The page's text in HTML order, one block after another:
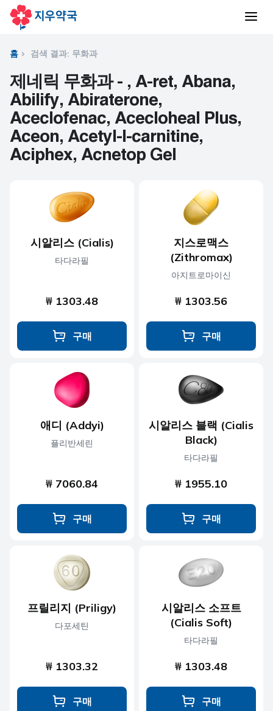
홈 검색 결과: 무화과
제네릭 무화과 - , A-ret, Abana,
Abilify, Abiraterone,
Aceclofenac, Acecloheal Plus,
Aceon, Acetyl-l-carnitine,
Aciphex, Acnetop Gel
시알리스 (Cialis)
타다라필
₩ 1303.48
구매
지스로맥스
(Zithromax)
아지트로마이신
₩ 1303.56
구매
애디 (Addyi)
플리반세린
₩ 7060.84
구매
시알리스 블랙 (Cialis
Black)
타다라필
₩ 1955.10
구매
프릴리지 (Priligy)
다포세틴
₩ 1303.32
구매
시알리스 소프트
(Cialis Soft)
타다라필
₩ 1303.48
구매